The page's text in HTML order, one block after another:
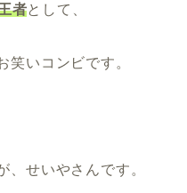
者として、
笑いコンビです。
、せいやさんです。